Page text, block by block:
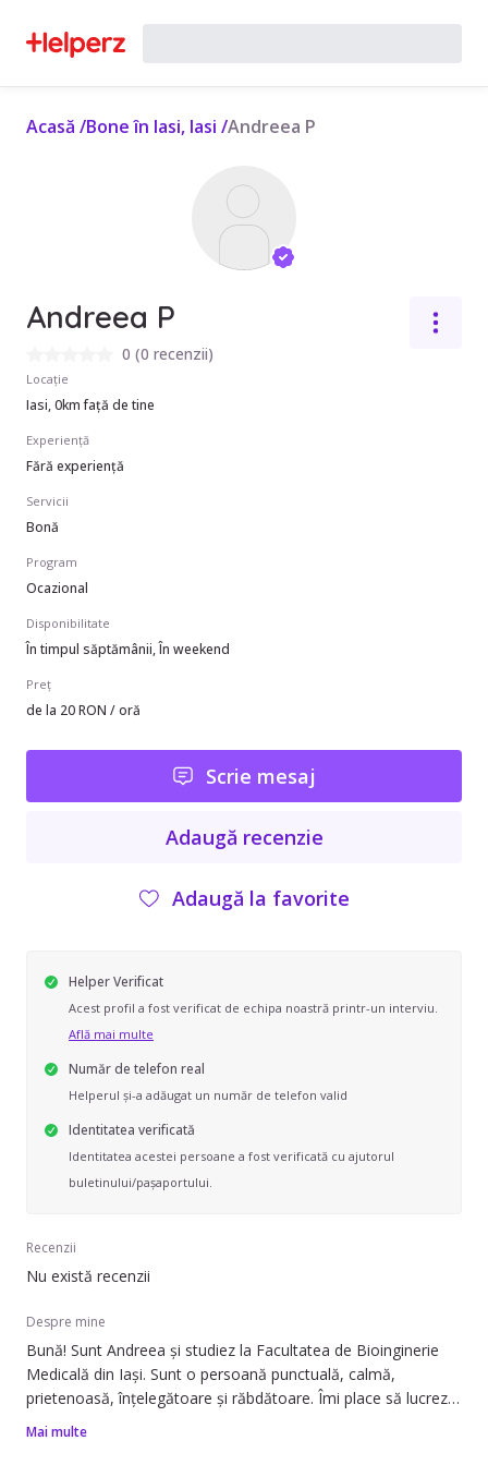
Acasă /Bone în Iasi, Iasi /Andreea P
Andreea P
0 (0 recenzii)
Locație
Iasi, 0km față de tine
Experiență
Fără experiență
Servicii
Bonă
Program
Ocazional
Disponibilitate
În timpul săptămânii, În weekend
Preț
de la 20 RON / oră
Scrie mesaj
Adaugă recenzie
Adaugă la favorite
Helper Verificat
Acest profil a fost verificat de echipa noastră printr-un interviu.
Află mai multe
Număr de telefon real
Helperul și-a adăugat un număr de telefon valid
Identitatea verificată
Identitatea acestei persoane a fost verificată cu ajutorul
buletinului/pașaportului.
Recenzii
Nu există recenzii
Despre mine
Bună! Sunt Andreea și studiez la Facultatea de Bioinginerie
Medicală din Iași. Sunt o persoană punctuală, calmă,
prietenoasă, înțelegătoare și răbdătoare. Îmi place să lucrez
cu copiii și să le împărtășesc din cunoștințele mele, explorând
Mai multe